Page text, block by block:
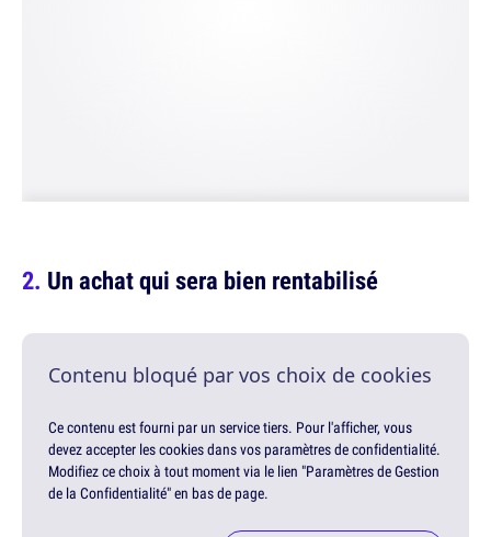
Un achat qui sera bien rentabilisé
Contenu bloqué par vos choix de cookies
Ce contenu est fourni par un service tiers. Pour l'afficher, vous
devez accepter les cookies dans vos paramètres de confidentialité.
Modifiez ce choix à tout moment via le lien "Paramètres de Gestion
de la Confidentialité" en bas de page.